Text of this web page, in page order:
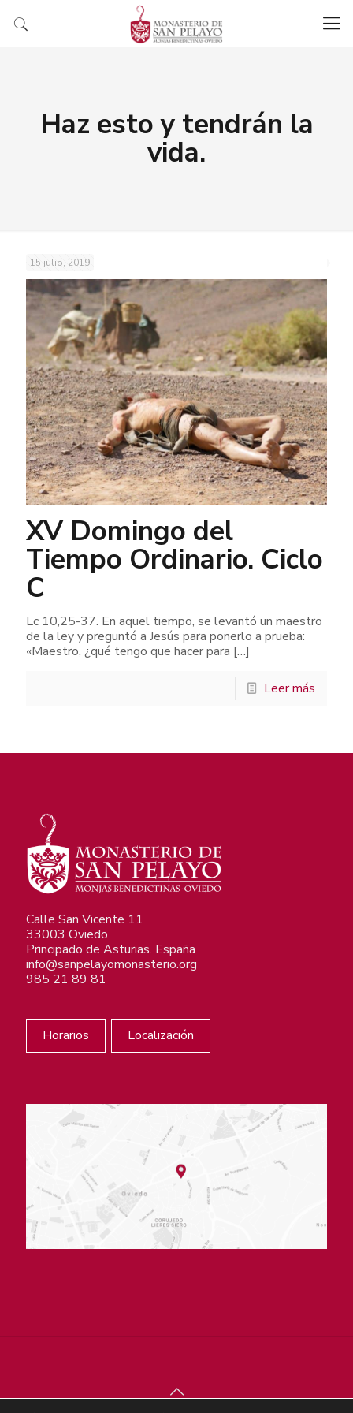
Haz esto y tendrán la
vida.
15 julio, 2019
XV Domingo del
Tiempo Ordinario. Ciclo
C
Lc 10,25-37. En aquel tiempo, se levantó un maestro
de la ley y preguntó a Jesús para ponerlo a prueba:
«Maestro, ¿qué tengo que hacer para […]
Leer más
Calle San Vicente 11
33003 Oviedo
Principado de Asturias. España
info@sanpelayomonasterio.org
985 21 89 81
Horarios Localización